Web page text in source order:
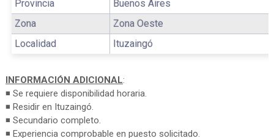
Provincia
Buenos Aires
Zona
Zona Oeste
Localidad
Ituzaingó
INFORMACIÓN ADICIONAL:
◾ Se requiere disponibilidad horaria.
◾ Residir en Ituzaingó.
◾ Secundario completo.
◾ Experiencia comprobable en puesto solicitado.